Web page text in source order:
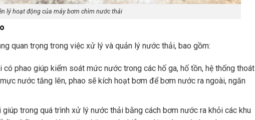
lý hoạt động của máy bơm chìm nước thải
quan trọng trong việc xử lý và quản lý nước thải, bao gồm:
phao giúp kiểm soát mức nước trong các hố ga, hố tồn, hệ thống thoát
nước tăng lên, phao sẽ kích hoạt bơm để bơm nước ra ngoài, ngăn
trong quá trình xử lý nước thải bằng cách bơm nước ra khỏi các khu